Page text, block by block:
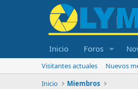
Inicio Foros
Visitantes actuales Nuevos
Inicio
Miembros